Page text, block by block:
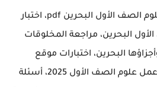
الوقفة التقويمية الأولى علوم الصف الأول البحرين pdf، اختبار
البحرين، مراجعة المخلوقات
البحرين، اختبارات موقع
البحرين التعليمية، أوراق عمل علوم الصف الأول 2025، أسئلة